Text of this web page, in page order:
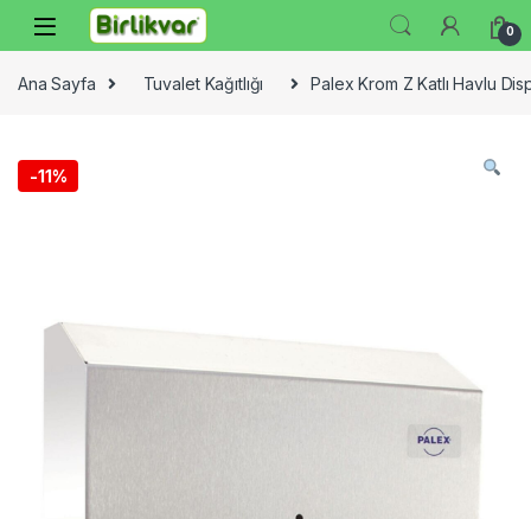
Skip to navigation
Skip to content
0
Ana Sayfa Tuvalet Kağıtlığı Palex Krom Z Katlı Havlu
-11%